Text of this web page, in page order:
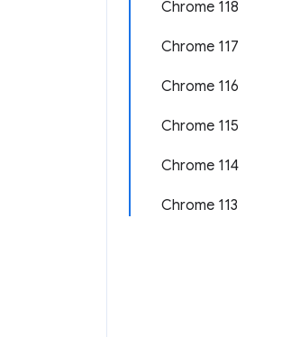
Chrome 118
Chrome 117
Chrome 116
Chrome 115
Chrome 114
Chrome 113